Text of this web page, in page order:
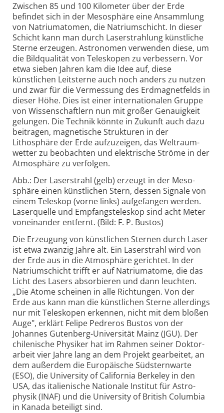
Zwischen 85 und 100 Kilometer über der Erde
befindet sich in der Meso­sphäre eine Ansammlung
von Natrium­atomen, die Natrium­schicht. In dieser
Schicht kann man durch Laser­strahlung künstliche
Sterne erzeugen. Astronomen verwenden diese, um
die Bild­qualität von Teleskopen zu verbessern. Vor
etwa sieben Jahren kam die Idee auf, diese
künstlichen Leit­sterne auch noch anders zu nutzen
und zwar für die Vermessung des Erd­magnet­felds in
dieser Höhe. Dies ist einer inter­nationalen Gruppe
von Wissenschaftlern nun mit großer Genauig­keit
gelungen. Die Technik könnte in Zukunft auch dazu
beitragen, magnetische Strukturen in der
Lithosphäre der Erde aufzuzeigen, das Weltraum­
wetter zu beobachten und elektrische Ströme in der
Atmosphäre zu verfolgen.
Abb.: Der Laserstrahl (gelb) erzeugt in der Meso­
sphäre einen künstlichen Stern, dessen Signale von
einem Teleskop (vorne links) aufgefangen werden.
Laser­quelle und Empfangs­teleskop sind acht Meter
voneinander entfernt. (Bild: F. P. Bustos)
Die Erzeugung von künstlichen Sternen durch Laser
ist etwa zwanzig Jahre alt. Ein Laser­strahl wird von
der Erde aus in die Atmo­sphäre gerichtet. In der
Natrium­schicht trifft er auf Natrium­atome, die das
Licht des Lasers absorbieren und dann leuchten.
„Die Atome scheinen in alle Richtungen. Von der
Erde aus kann man die künstlichen Sterne aller­dings
nur mit Teleskopen erkennen, nicht mit dem bloßen
Auge", erklärt Felipe Pedreros Bustos von der
Johannes Guten­berg-Universität Mainz (JGU). Der
chilenische Physiker hat im Rahmen seiner Doktor­
arbeit vier Jahre lang an dem Projekt gearbeitet, an
dem außerdem die Europäische Süd­stern­warte
(ESO), die University of California Berkeley in den
USA, das italienische Nationale Institut für Astro­
physik (INAF) und die University of British Columbia
in Kanada beteiligt sind.